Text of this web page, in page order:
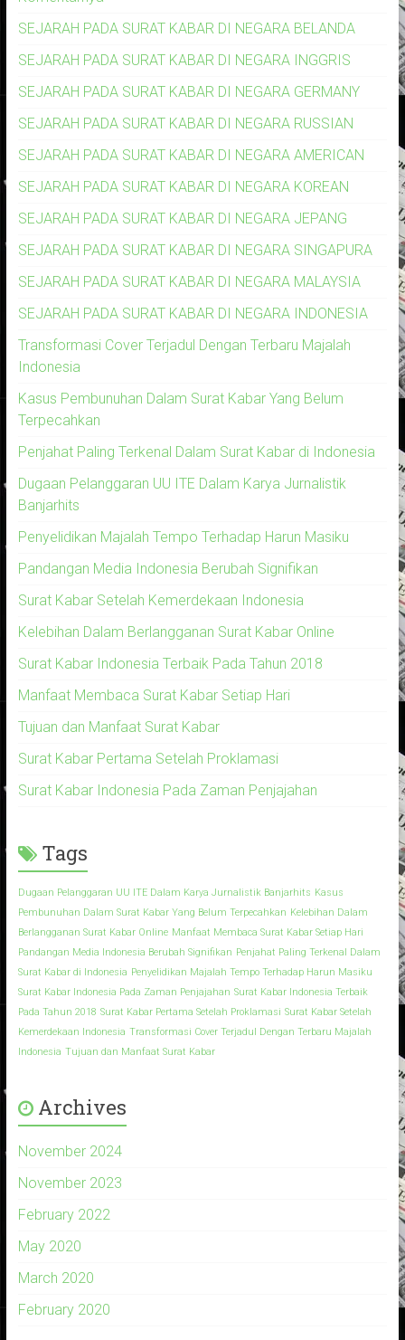
SEJARAH PADA SURAT KABAR DI NEGARA BELANDA
SEJARAH PADA SURAT KABAR DI NEGARA INGGRIS
SEJARAH PADA SURAT KABAR DI NEGARA GERMANY
SEJARAH PADA SURAT KABAR DI NEGARA RUSSIAN
SEJARAH PADA SURAT KABAR DI NEGARA AMERICAN
SEJARAH PADA SURAT KABAR DI NEGARA KOREAN
SEJARAH PADA SURAT KABAR DI NEGARA JEPANG
SEJARAH PADA SURAT KABAR DI NEGARA SINGAPURA
SEJARAH PADA SURAT KABAR DI NEGARA MALAYSIA
SEJARAH PADA SURAT KABAR DI NEGARA INDONESIA
Transformasi Cover Terjadul Dengan Terbaru Majalah
Indonesia
Kasus Pembunuhan Dalam Surat Kabar Yang Belum
Terpecahkan
Penjahat Paling Terkenal Dalam Surat Kabar di Indonesia
Dugaan Pelanggaran UU ITE Dalam Karya Jurnalistik
Banjarhits
Penyelidikan Majalah Tempo Terhadap Harun Masiku
Pandangan Media Indonesia Berubah Signifikan
Surat Kabar Setelah Kemerdekaan Indonesia
Kelebihan Dalam Berlangganan Surat Kabar Online
Surat Kabar Indonesia Terbaik Pada Tahun 2018
Manfaat Membaca Surat Kabar Setiap Hari
Tujuan dan Manfaat Surat Kabar
Surat Kabar Pertama Setelah Proklamasi
Surat Kabar Indonesia Pada Zaman Penjajahan
Tags
Dugaan Pelanggaran UU ITE Dalam Karya Jurnalistik Banjarhits Kasus
Pembunuhan Dalam Surat Kabar Yang Belum Terpecahkan Kelebihan Dalam
Berlangganan Surat Kabar Online Manfaat Membaca Surat Kabar Setiap Hari
Pandangan Media Indonesia Berubah Signifikan Penjahat Paling Terkenal Dalam
Surat Kabar di Indonesia Penyelidikan Majalah Tempo Terhadap Harun Masiku
Surat Kabar Indonesia Pada Zaman Penjajahan Surat Kabar Indonesia Terbaik
Pada Tahun 2018 Surat Kabar Pertama Setelah Proklamasi Surat Kabar Setelah
Kemerdekaan Indonesia Transformasi Cover Terjadul Dengan Terbaru Majalah
Indonesia Tujuan dan Manfaat Surat Kabar
Archives
November 2024
November 2023
February 2022
May 2020
March 2020
February 2020